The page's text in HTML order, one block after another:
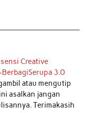
Creative
3.0
atau mengutip
asalkan jangan
Terimakasih